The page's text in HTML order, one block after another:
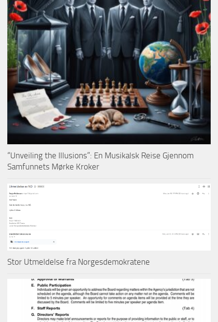
“Unveiling the Illusions”: En Musikalsk Reise Gjennom
Samfunnets Mørke Kroker
Stor Utmeldelse fra Norgesdemokratene